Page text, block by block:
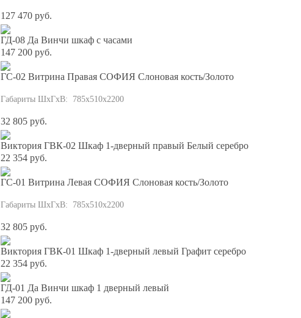
127 470 руб.
ГД-08 Да Винчи шкаф с часами
147 200 руб.
ГС-02 Витрина Правая СОФИЯ Слоновая кость/Золото
Габариты ШхГхВ: 785х510х2200
32 805 руб.
Виктория ГВК-02 Шкаф 1-дверный правый Белый серебро
22 354 руб.
ГС-01 Витрина Левая СОФИЯ Слоновая кость/Золото
Габариты ШхГхВ: 785х510х2200
32 805 руб.
Виктория ГВК-01 Шкаф 1-дверный левый Графит серебро
22 354 руб.
ГД-01 Да Винчи шкаф 1 дверный левый
147 200 руб.